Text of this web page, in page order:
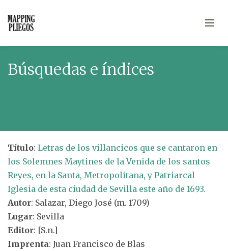
Búsquedas e índices
Título: Letras de los villancicos que se cantaron en
los Solemnes Maytines de la Venida de los santos
Reyes, en la Santa, Metropolitana, y Patriarcal
Iglesia de esta ciudad de Sevilla este año de 1693.
Autor: Salazar, Diego José (m. 1709)
Lugar: Sevilla
Editor: [S.n.]
Imprenta: Juan Francisco de Blas